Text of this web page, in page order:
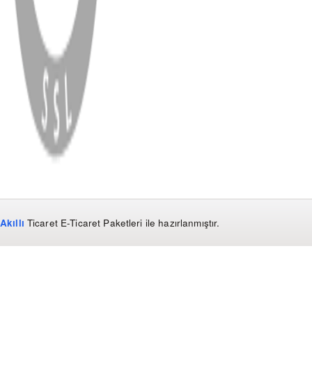
WhatsApp Facebook
Copyright
2026 Dükkan Hifi
Akıllı Ticaret E-Ticaret Paketleri ile hazırlanmıştır.